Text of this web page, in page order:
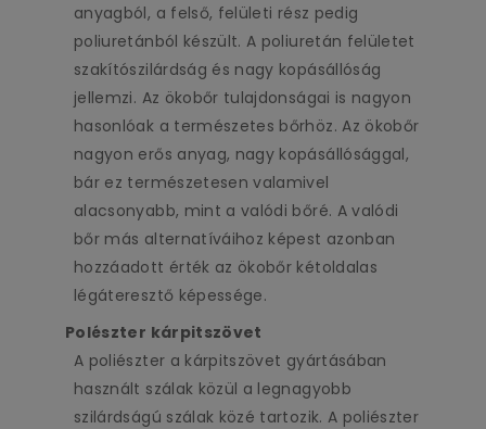
anyagból, a felső, felületi rész pedig
poliuretánból készült. A poliuretán felületet
szakítószilárdság és nagy kopásállóság
jellemzi. Az ökobőr tulajdonságai is nagyon
hasonlóak a természetes bőrhöz. Az ökobőr
nagyon erős anyag, nagy kopásállósággal,
bár ez természetesen valamivel
alacsonyabb, mint a valódi bőré. A valódi
bőr más alternatíváihoz képest azonban
hozzáadott érték az ökobőr kétoldalas
légáteresztő képessége.
Polészter kárpitszövet
A poliészter a kárpitszövet gyártásában
használt szálak közül a legnagyobb
szilárdságú szálak közé tartozik. A poliészter